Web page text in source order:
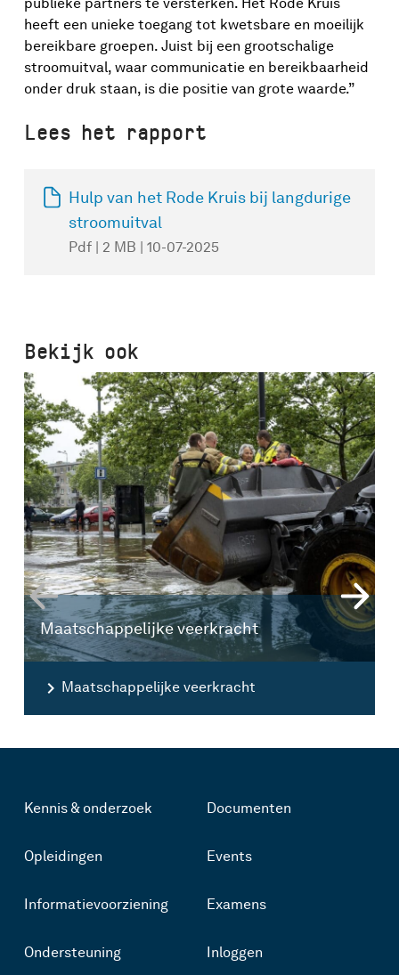
heeft een unieke toegang tot kwetsbare en moeilijk
bereikbare groepen. Juist bij een grootschalige
stroomuitval, waar communicatie en bereikbaarheid
onder druk staan, is die positie van grote waarde.”
Lees het rapport
Hulp van het Rode Kruis bij langdurige
stroomuitval
Pdf | 2 MB | 10-07-2025
Bekijk ook
Maatschappelijke veerkracht
Maatschappelijke veerkracht
Kennis & onderzoek
Opleidingen
Informatievoorziening
Ondersteuning
Documenten
Events
Examens
Inloggen